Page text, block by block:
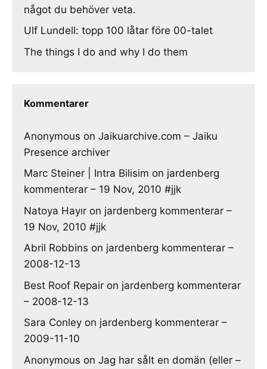
något du behöver veta.
Ulf Lundell: topp 100 låtar före 00-talet
The things I do and why I do them
Kommentarer
Anonymous on Jaikuarchive.com – Jaiku
Presence archiver
Marc Steiner | Intra Bilisim on jardenberg
kommenterar – 19 Nov, 2010 #jjk
Natoya Hayır on jardenberg kommenterar –
19 Nov, 2010 #jjk
Abril Robbins on jardenberg kommenterar –
2008-12-13
Best Roof Repair on jardenberg kommenterar
– 2008-12-13
Sara Conley on jardenberg kommenterar –
2009-11-10
Anonymous on Jag har sålt en domän (eller –